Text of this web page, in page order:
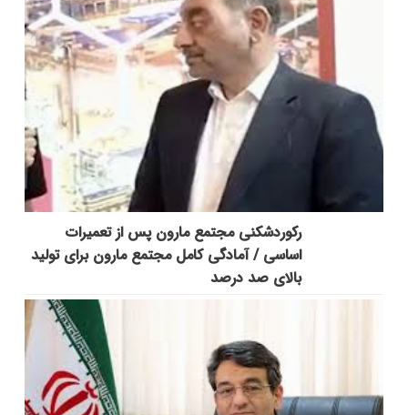
رکوردشکنی مجتمع مارون پس از تعمیرات
اساسی / آمادگی کامل مجتمع مارون برای تولید
بالای صد درصد